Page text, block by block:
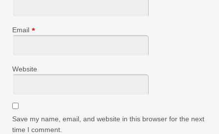
Email *
Website
Save my name, email, and website in this browser for the next
time I comment.